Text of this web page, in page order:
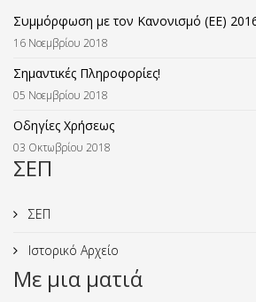
Συμμόρφωση με τον Κανονισμό (ΕΕ)
16 Νοεμβρίου 2018
Σημαντικές Πληροφορίες!
05 Νοεμβρίου 2018
Οδηγίες Χρήσεως
03 Οκτωβρίου 2018
ΣΕΠ
ΣΕΠ
Ιστορικό Αρχείο
Με μια ματιά